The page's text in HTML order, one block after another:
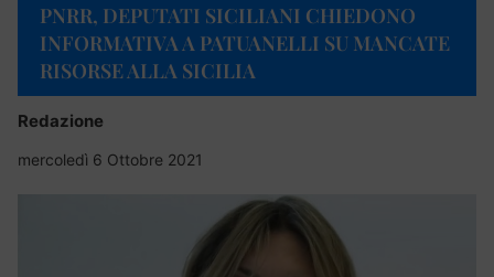
PNRR, DEPUTATI SICILIANI CHIEDONO
INFORMATIVA A PATUANELLI SU MANCATE
RISORSE ALLA SICILIA
Redazione
mercoledì 6 Ottobre 2021